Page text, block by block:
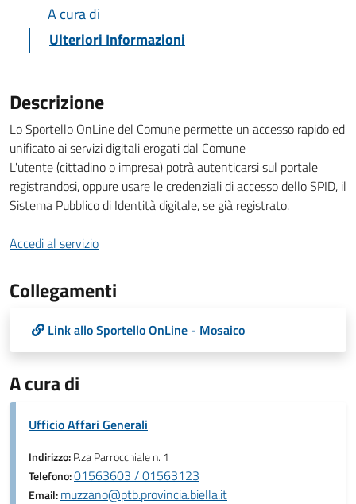
A cura di
Ulteriori Informazioni
Descrizione
Lo Sportello OnLine del Comune permette un accesso rapido ed
unificato ai servizi digitali erogati dal Comune
L'utente (cittadino o impresa) potrà autenticarsi sul portale
registrandosi, oppure usare le credenziali di accesso dello SPID, il
Sistema Pubblico di Identità digitale, se già registrato.
Accedi al servizio
Collegamenti
Link allo Sportello OnLine - Mosaico
A cura di
Ufficio Affari Generali
Indirizzo:P.za Parrocchiale n. 1
Telefono:01563603 / 01563123
Email:muzzano@ptb.provincia.biella.it